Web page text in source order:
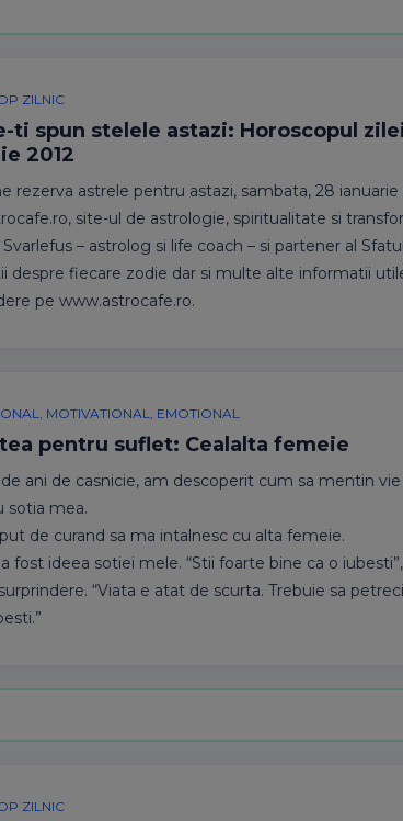
ZILNIC
ti spun stelele astazi: Horoscopul
2012
rezerva astrele pentru astazi, sambata, 28
site-ul de astrologie, spiritualitate si
– astrolog si life coach – si partener al
despre fiecare zodie dar si multe alte informatii
pe www.astrocafe.ro.
MOTIVATIONAL, EMOTIONAL
pentru suflet: Cealalta femeie
de ani de casnicie, am descoperit cum sa mentin
sotia mea.
de curand sa ma intalnesc cu alta femeie.
fost ideea sotiei mele. “Stii foarte bine ca o
“Viata e atat de scurta. Trebuie sa
ZILNIC